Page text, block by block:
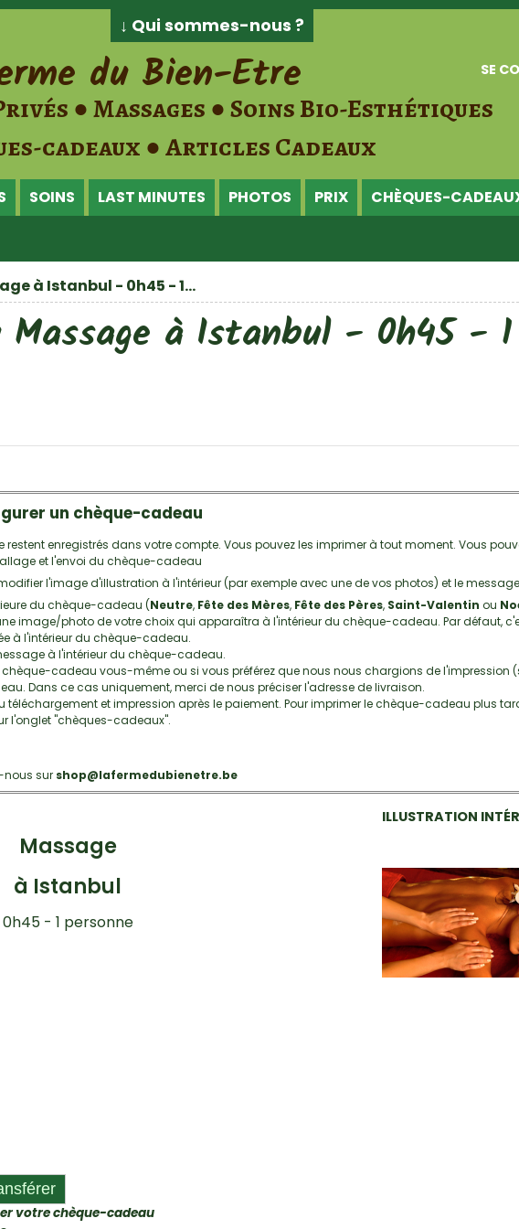
↓ Qui sommes-nous ?
SE
du Bien-Etre
● Massages ● Soins Bio-Esthétiques
cadeaux ● Articles Cadeaux
SOINS LAST MINUTES PHOTOS PRIX CHÈQUES-
à Istanbul - 0h45 - 1...
Massage à Istanbul - 0h45 - 1
un chèque-cadeau
enregistrés dans votre compte. Vous pouvez les imprimer à tout moment. Vous
et l'envoi du chèque-cadeau
l'image d'illustration à l'intérieur (par exemple avec une de vos photos) et le
du chèque-cadeau (Neutre, Fête des Mères, Fête des Pères, Saint-Valentin ou
image/photo de votre choix qui apparaîtra à l'intérieur du chèque-cadeau. Par défaut,
à l'intérieur du chèque-cadeau.
à l'intérieur du chèque-cadeau.
chèque-cadeau vous-même ou si vous préférez que nous nous chargions de l'impression
Dans ce cas uniquement, merci de nous préciser l'adresse de livraison.
et impression après le paiement. Pour imprimer le chèque-cadeau plus
l'onglet "chèques-cadeaux".
nous sur shop@lafermedubienetre.be
ILLUSTRATION
Massage
à Istanbul
0h45 - 1 personne
votre chèque-cadeau